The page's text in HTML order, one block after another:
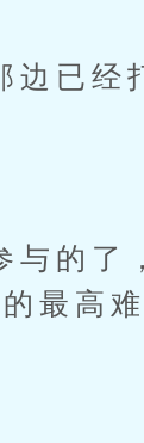
已经
的了
最高难